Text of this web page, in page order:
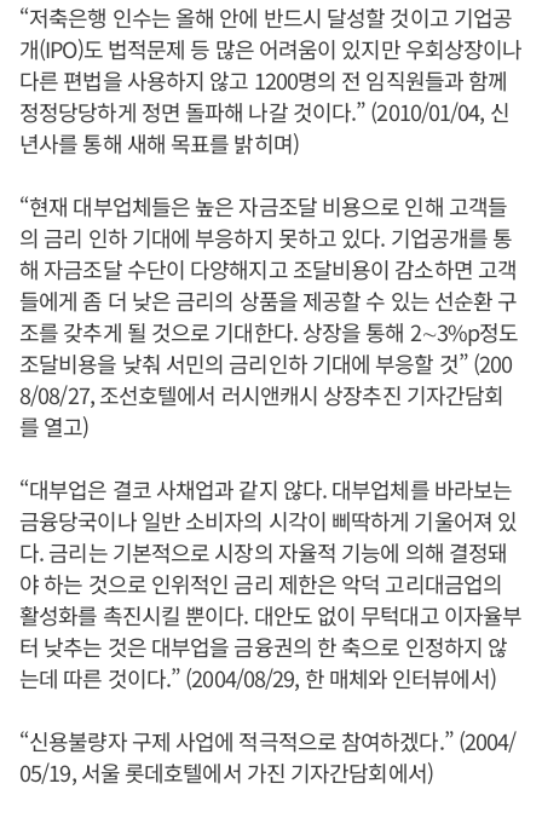
“저축은행 인수는 올해 안에 반드시 달성할 것이고 기업공
개(IPO)도 법적문제 등 많은 어려움이 있지만 우회상장이나
다른 편법을 사용하지 않고 1200명의 전 임직원들과 함께
정정당당하게 정면 돌파해 나갈 것이다.” (2010/01/04, 신
년사를 통해 새해 목표를 밝히며)
“현재 대부업체들은 높은 자금조달 비용으로 인해 고객들
의 금리 인하 기대에 부응하지 못하고 있다. 기업공개를 통
해 자금조달 수단이 다양해지고 조달비용이 감소하면 고객
들에게 좀 더 낮은 금리의 상품을 제공할 수 있는 선순환 구
조를 갖추게 될 것으로 기대한다. 상장을 통해 2∼3%p정도
조달비용을 낮춰 서민의 금리인하 기대에 부응할 것” (200
8/08/27, 조선호텔에서 러시앤캐시 상장추진 기자간담회
를 열고)
“대부업은 결코 사채업과 같지 않다. 대부업체를 바라보는
금융당국이나 일반 소비자의 시각이 삐딱하게 기울어져 있
다. 금리는 기본적으로 시장의 자율적 기능에 의해 결정돼
야 하는 것으로 인위적인 금리 제한은 악덕 고리대금업의
활성화를 촉진시킬 뿐이다. 대안도 없이 무턱대고 이자율부
터 낮추는 것은 대부업을 금융권의 한 축으로 인정하지 않
는데 따른 것이다.” (2004/08/29, 한 매체와 인터뷰에서)
“신용불량자 구제 사업에 적극적으로 참여하겠다.” (2004/
05/19, 서울 롯데호텔에서 가진 기자간담회에서)